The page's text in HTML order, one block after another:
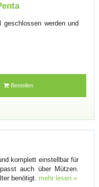
geschlossen werden und
Bestellen
komplett einstellbar für
auch über Mützen.
benötigt. mehr lesen »